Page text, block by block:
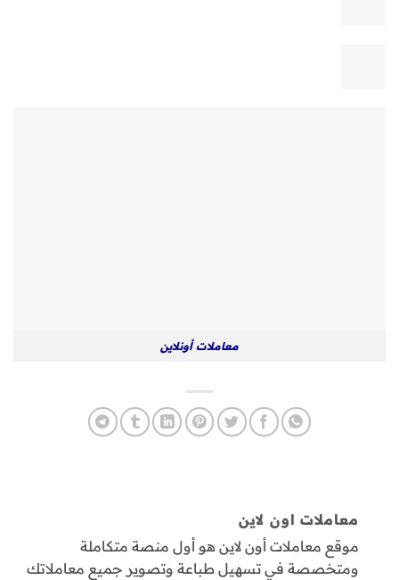
معاملات أونلاين
معاملات اون لاين
موقع معاملات أون لاين هو أول منصة متكاملة
ومتخصصة في تسهيل طباعة وتصوير جميع معاملاتك